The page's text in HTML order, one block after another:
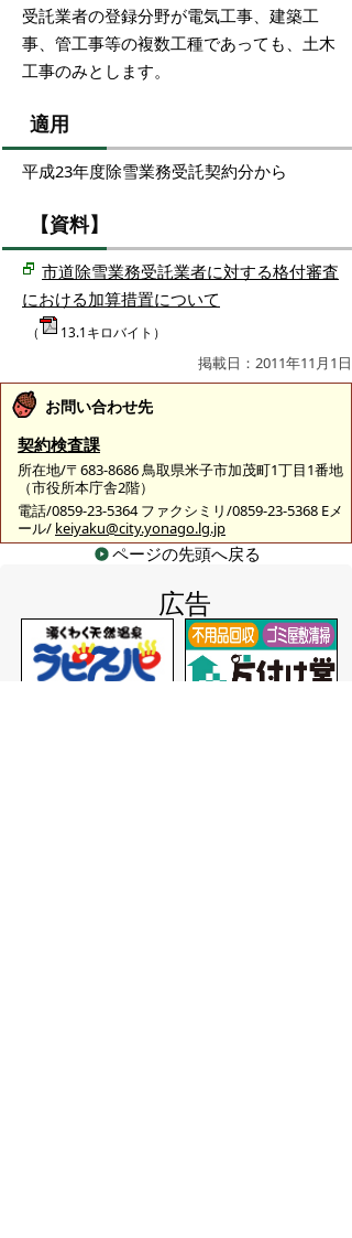
受託業者の登録分野が電気工事、建築工
事、管工事等の複数工種であっても、土木
工事のみとします。
適用
平成23年度除雪業務受託契約分から
【資料】
市道除雪業務受託業者に対する格付審査
における加算措置について
（ 13.1キロバイト）
掲載日：2011年11月1日
お問い合わせ先
契約検査課
所在地/〒683-8686 鳥取県米子市加茂町1丁目1番地
（市役所本庁舎2階）
電話/0859-23-5364 ファクシミリ/0859-23-5368 Eメ
ール/ keiyaku@city.yonago.lg.jp
ページの先頭へ戻る
広告